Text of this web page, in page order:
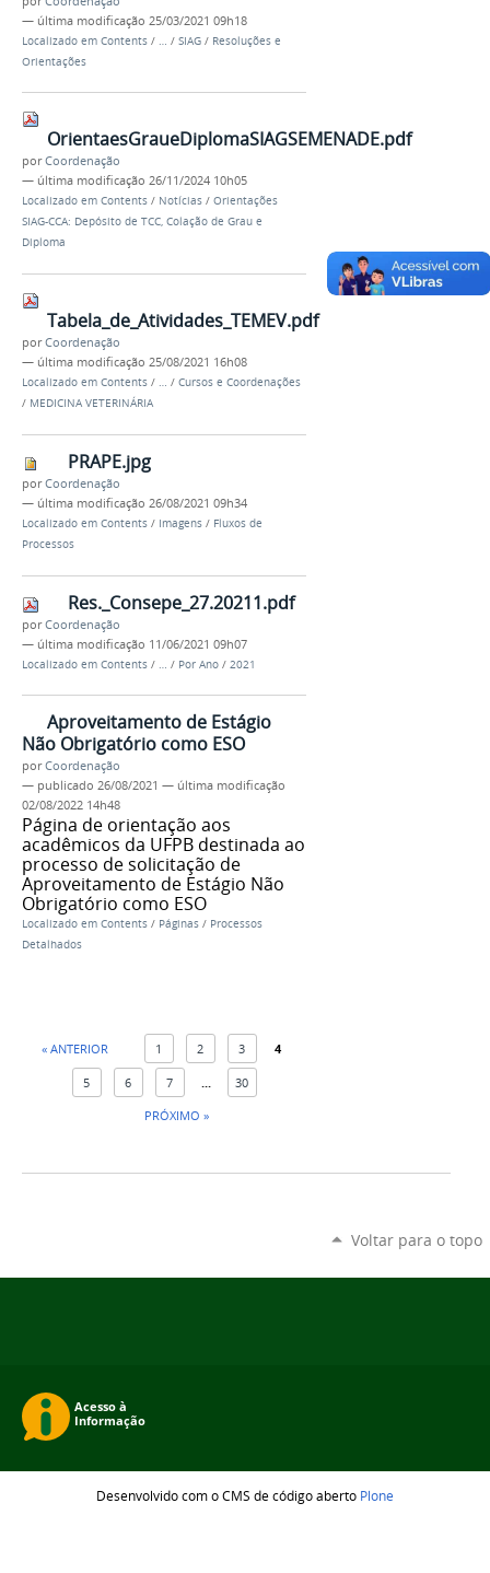
— última modificação 25/03/2021 09h18
Localizado em Contents / … / SIAG / Resoluções e
Orientações
OrientaesGraueDiplomaSIAGSEMENADE.pdf
porCoordenação
— última modificação 26/11/2024 10h05
Localizado em Contents / Notícias / Orientações
SIAG-CCA: Depósito de TCC, Colação de Grau e
Diploma
Tabela_de_Atividades_TEMEV.pdf
porCoordenação
— última modificação 25/08/2021 16h08
Localizado em Contents / … / Cursos e Coordenações
/ MEDICINA VETERINÁRIA
PRAPE.jpg
porCoordenação
— última modificação 26/08/2021 09h34
Localizado em Contents / Imagens / Fluxos de
Processos
Res._Consepe_27.20211.pdf
porCoordenação
— última modificação 11/06/2021 09h07
Localizado em Contents / / Por Ano / 2021
Aproveitamento de Estágio
Não Obrigatório como ESO
porCoordenação
— publicado 26/08/2021 — última modificação
02/08/2022 14h48
Página de orientação aos
acadêmicos da UFPB destinada ao
processo de solicitação de
Aproveitamento de Estágio Não
Obrigatório como ESO
Localizado em Contents / Páginas / Processos
Detalhados
« ANTERIOR 1 2 3 4
5 6 7 ...
30
PRÓXIMO »
Voltar para o topo
Desenvolvido com o CMS de código aberto Plone